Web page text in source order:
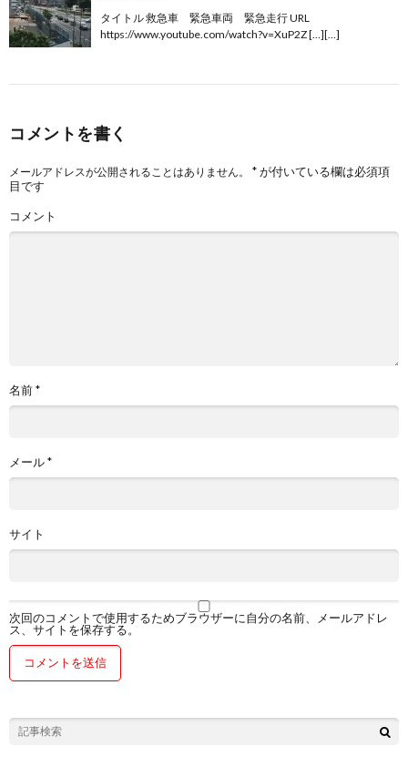
タイトル 救急車 緊急車両 緊急走行 URL
https://www.youtube.com/watch?v=XuP2Z […][…]
コメントを書く
メールアドレスが公開されることはありません。 *が付いている欄は必須項
目です
コメント
名前*
メール*
サイト
次回のコメントで使用するためブラウザーに自分の名前、メールアドレ
ス、サイトを保存する。